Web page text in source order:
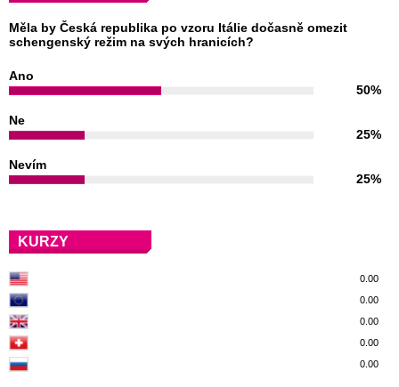
Měla by Česká republika po vzoru Itálie dočasně omezit
schengenský režim na svých hranicích?
Ano
50%
Ne
25%
Nevím
25%
KURZY
0.00
0.00
0.00
0.00
0.00